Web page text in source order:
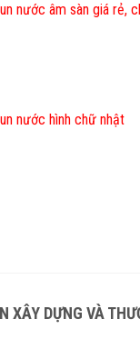
nước âm sàn giá rẻ,
nước hình chữ nhật
XÂY DỰNG VÀ